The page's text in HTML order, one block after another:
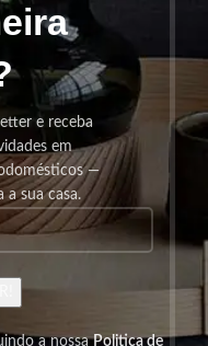
e receba
em
—
a sua casa.
a nossaPolitica de